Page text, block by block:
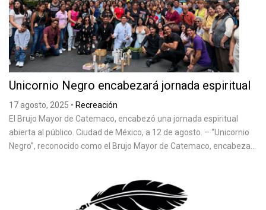
Unicornio Negro encabezará jornada espiritual
17 agosto, 2025 • Recreación
El Brujo Mayor de Catemaco, encabezó una jornada espiritual
abierta al público. Ciudad de México, a 12 de agosto. – “Unicornio
Negro”, reconocido como el Brujo Mayor de Catemaco, encabeza...